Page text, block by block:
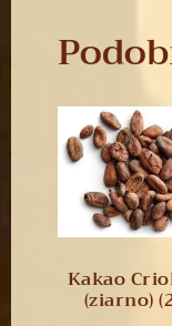
Kakao
(ziarno)